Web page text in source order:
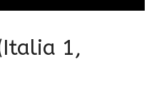
1,